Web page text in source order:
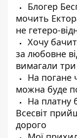
Блогер
мочить
не гетеро-
Хочу
за любовне
вимагали три
На погане
можна буде
На платну
Всесвіт
дорого